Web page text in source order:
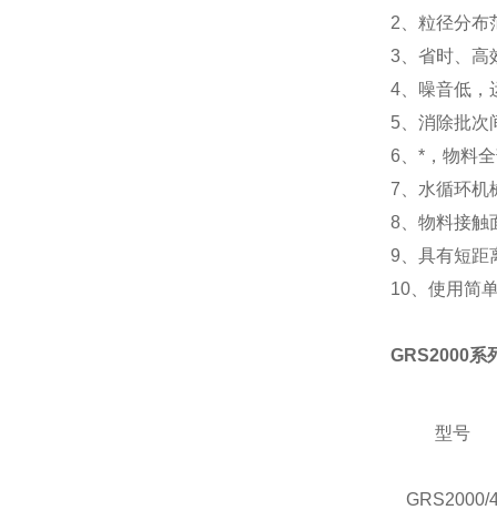
2、粒径分布
3、省时、高
4、噪音低，
5、消除批次
6、*，物料
7、水循环机
8、物料接触
9、具有短距
10、使用简
GRS2000系
型号
GRS2000/